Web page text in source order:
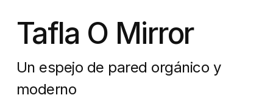
Tafla O Mirror
Un espejo de pared orgánico y
moderno